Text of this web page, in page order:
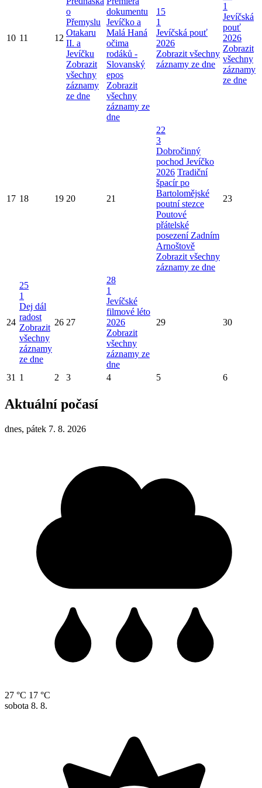
10 11 12
o
Přemyslu
Otakaru
II. a
Jevíčku
Zobrazit
všechny
záznamy
ze dne
dokumentu
Jevíčko a
Malá Haná
očima
rodáků -
Slovanský
epos
Zobrazit
všechny
záznamy ze
dne
15
1
Jevíčská pouť
2026
Zobrazit všechny
záznamy ze dne
1
Jevíčská
pouť
2026
Zobrazit
všechny
záznamy
ze dne
17 18 19 20 21
22
3
Dobročinný
pochod Jevíčko
2026 Tradiční
špacír po
Bartolomějské
poutní stezce
Poutové
přátelské
posezení Zadním
Arnoštově
Zobrazit všechny
záznamy ze dne
23
24
25
1
Dej dál
radost
Zobrazit
všechny
záznamy
ze dne
26 27
28
1
Jevíčské
filmové léto
2026
Zobrazit
všechny
záznamy ze
dne
29 30
31 1 2 3 4 5 6
Aktuální počasí
dnes, pátek 7. 8. 2026
27 °C 17 °C
sobota 8. 8.